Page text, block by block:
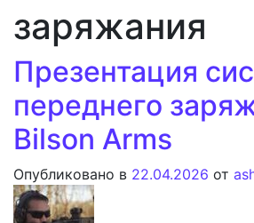
заряжания
Презентация
переднего
Bilson Arms
Опубликовано в 22.04.2026 от